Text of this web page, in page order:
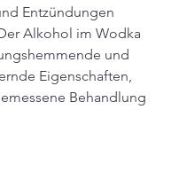
Entzündungen
Alkohol im Wodka
und
Eigenschaften,
Behandlung